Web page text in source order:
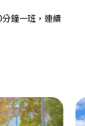
鐘一班，連續